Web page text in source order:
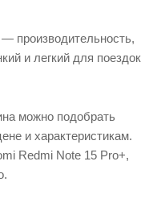
производительность,
и легкий для поездок
можно подобрать
и характеристикам.
Redmi Note 15 Pro+,